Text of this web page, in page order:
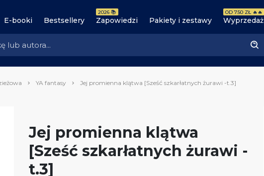
E-booki Bestsellery Zapowiedzi
2026 📚
Pakiety i zestawy Wyprzedaż
OD 7.50 ZŁ 🔥🔥
YA fantasy Jej promienna klątwa [Sześć szkarłatnych żurawi -t.3]
Jej promienna klątwa
[Sześć szkarłatnych żurawi -
t.3]